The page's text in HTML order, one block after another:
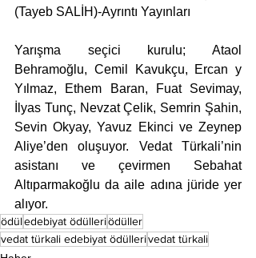
(Tayeb SALİH)-Ayrıntı Yayınları
Yarışma seçici kurulu; Ataol
Behramoğlu, Cemil Kavukçu, Ercan y
Yılmaz, Ethem Baran, Fuat Sevimay,
İlyas Tunç, Nevzat Çelik, Semrin Şahin,
Sevin Okyay, Yavuz Ekinci ve Zeynep
Aliye’den oluşuyor. Vedat Türkali’nin
asistanı ve çevirmen Sebahat
Altıparmakoğlu da aile adına jüride yer
alıyor.
ödüledebiyat ödülleriödüller
vedat türkali edebiyat ödüllerivedat türkali